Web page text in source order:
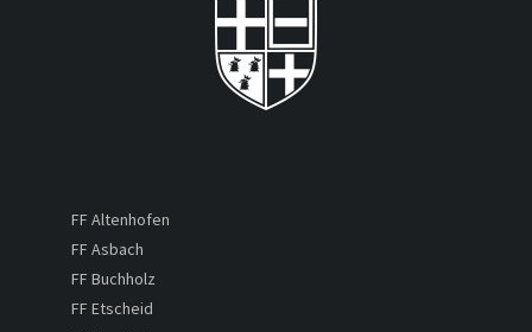
FF Altenhofen
FF Asbach
FF Buchholz
FF Etscheid